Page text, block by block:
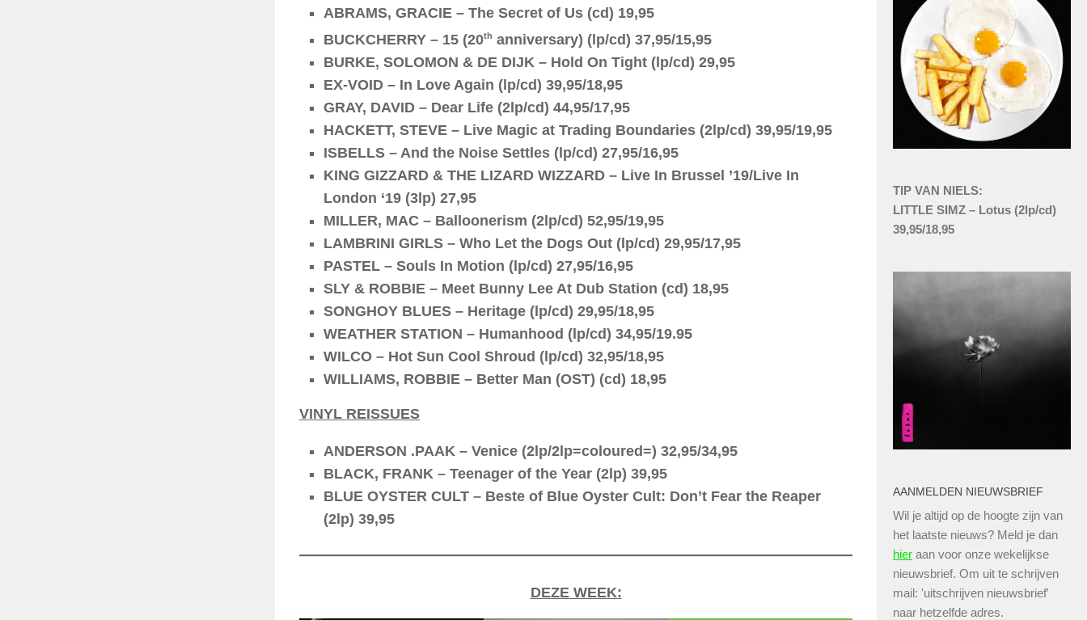
ABRAMS, GRACIE – The Secret of Us (cd) 19,95
BUCKCHERRY – 15 (20th anniversary) (lp/cd) 37,95/15,95
BURKE, SOLOMON & DE DIJK – Hold On Tight (lp/cd) 29,95
EX-VOID – In Love Again (lp/cd) 39,95/18,95
GRAY, DAVID – Dear Life (2lp/cd) 44,95/17,95
HACKETT, STEVE – Live Magic at Trading Boundaries (2lp/cd) 39,95/19,95
ISBELLS – And the Noise Settles (lp/cd) 27,95/16,95
KING GIZZARD & THE LIZARD WIZZARD – Live In Brussel ’19/Live In
London ‘19 (3lp) 27,95
MILLER, MAC – Balloonerism (2lp/cd) 52,95/19,95
LAMBRINI GIRLS – Who Let the Dogs Out (lp/cd) 29,95/17,95
PASTEL – Souls In Motion (lp/cd) 27,95/16,95
SLY & ROBBIE – Meet Bunny Lee At Dub Station (cd) 18,95
SONGHOY BLUES – Heritage (lp/cd) 29,95/18,95
WEATHER STATION – Humanhood (lp/cd) 34,95/19.95
WILCO – Hot Sun Cool Shroud (lp/cd) 32,95/18,95
WILLIAMS, ROBBIE – Better Man (OST) (cd) 18,95
VINYL REISSUES
ANDERSON .PAAK – Venice (2lp/2lp=coloured=) 32,95/34,95
BLACK, FRANK – Teenager of the Year (2lp) 39,95
BLUE OYSTER CULT – Beste of Blue Oyster Cult: Don’t Fear the Reaper
(2lp) 39,95
DEZE WEEK:
TIP VAN NIELS:
LITTLE SIMZ – Lotus (2lp/cd)
39,95/18,95
AANMELDEN NIEUWSBRIEF
Wil je altijd op de hoogte zijn van
het laatste nieuws? Meld je dan
hier aan voor onze wekelijkse
nieuwsbrief. Om uit te schrijven
mail: 'uitschrijven nieuwsbrief'
naar hetzelfde adres.